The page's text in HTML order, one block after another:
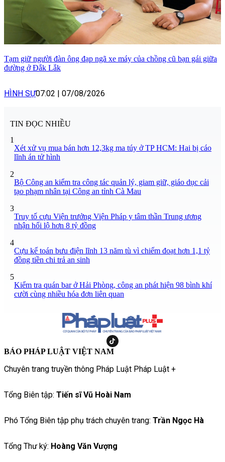
Tạm giữ người đàn ông đạp ngã xe máy của chồng cũ bạn gái giữa
đường ở Đắk Lắk
HÌNH SỰ07:02 | 07/08/2026
TIN ĐỌC NHIỀU
1
Xét xử vụ mua bán hơn 12,3kg ma túy ở TP HCM: Hai bị cáo
lĩnh án tử hình
2
Bộ Công an kiểm tra công tác quản lý, giam giữ, giáo dục cải
tạo phạm nhân tại Công an tỉnh Cà Mau
3
Truy tố cựu Viện trưởng Viện Pháp y tâm thần Trung ương
nhận hối lộ hơn 8 tỷ đồng
4
Cựu kế toán bưu điện lĩnh 13 năm tù vì chiếm đoạt hơn 1,1 tỷ
đồng tiền chi trả an sinh
5
Kiểm tra quán bar ở Hải Phòng, công an phát hiện 98 bình khí
cười cùng nhiều hóa đơn liên quan
BÁO PHÁP LUẬT VIỆT NAM
Chuyên trang truyền thông Pháp Luật Pháp Luật +
Tổng Biên tập: Tiến sĩ Vũ Hoài Nam
Phó Tổng Biên tập phụ trách chuyên trang: Trần Ngọc Hà
Tổng Thư ký: Hoàng Văn Vượng